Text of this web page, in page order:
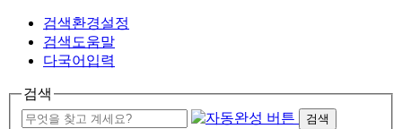
검색환경설정
검색도움말
다국어입력
검색
검색